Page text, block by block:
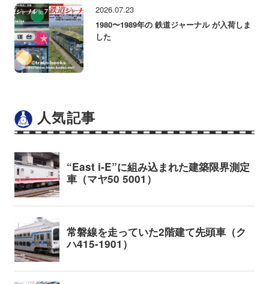
2026.07.23
1980〜1989年の 鉄道ジャーナル が入荷しま
した
人気記事